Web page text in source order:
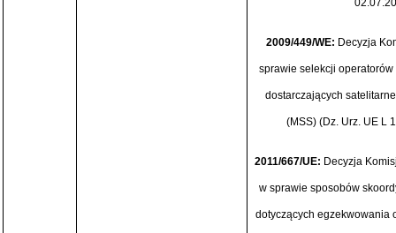
2009/449/WE: Decyzja
sprawie selekcji
dostarczających
(MSS) (Dz. Urz. UE L
2011/667/UE: Decyzja
w sprawie sposobów
dotyczących egzekwowania